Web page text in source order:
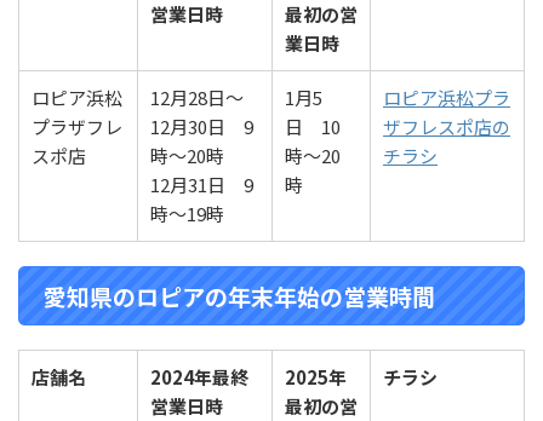
営業日時
最初の営
業日時
ロピア浜松
プラザフレ
スポ店
12月28日～
12月30日 9
時～20時
12月31日 9
時～19時
1月5
日 10
時～20
時
ロピア浜松プラ
ザフレスポ店の
チラシ
愛知県のロピアの年末年始の営業時間
店舗名
2024年最終
営業日時
2025年
最初の営
チラシ